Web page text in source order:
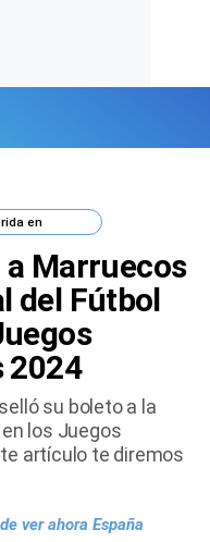
en
a Marruecos
del Fútbol
2024
su boleto a la
los Juegos
artículo te diremos
ver ahora España